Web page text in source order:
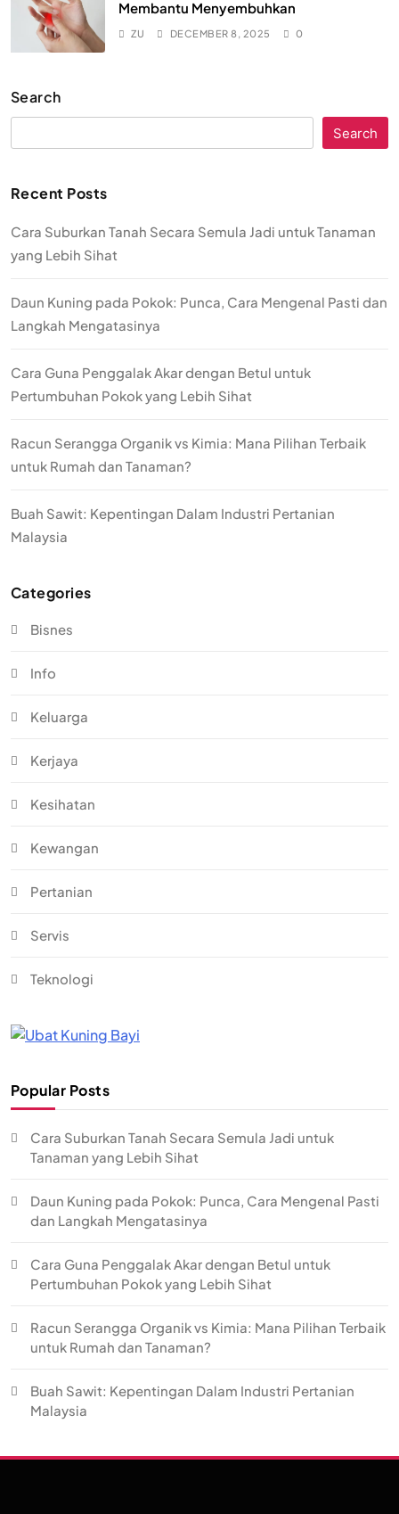
Membantu Menyembuhkan
ZU DECEMBER 8, 2025 0
Search
Search
Recent Posts
Cara Suburkan Tanah Secara Semula Jadi untuk Tanaman
yang Lebih Sihat
Daun Kuning pada Pokok: Punca, Cara Mengenal Pasti dan
Langkah Mengatasinya
Cara Guna Penggalak Akar dengan Betul untuk
Pertumbuhan Pokok yang Lebih Sihat
Racun Serangga Organik vs Kimia: Mana Pilihan Terbaik
untuk Rumah dan Tanaman?
Buah Sawit: Kepentingan Dalam Industri Pertanian
Malaysia
Categories
Bisnes
Info
Keluarga
Kerjaya
Kesihatan
Kewangan
Pertanian
Servis
Teknologi
Popular Posts
Cara Suburkan Tanah Secara Semula Jadi untuk
Tanaman yang Lebih Sihat
Daun Kuning pada Pokok: Punca, Cara Mengenal Pasti
dan Langkah Mengatasinya
Cara Guna Penggalak Akar dengan Betul untuk
Pertumbuhan Pokok yang Lebih Sihat
Racun Serangga Organik vs Kimia: Mana Pilihan Terbaik
untuk Rumah dan Tanaman?
Buah Sawit: Kepentingan Dalam Industri Pertanian
Malaysia